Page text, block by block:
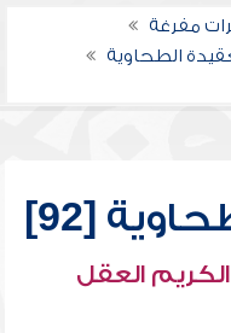
مفرغة
الطحاوية
[92]
العقل